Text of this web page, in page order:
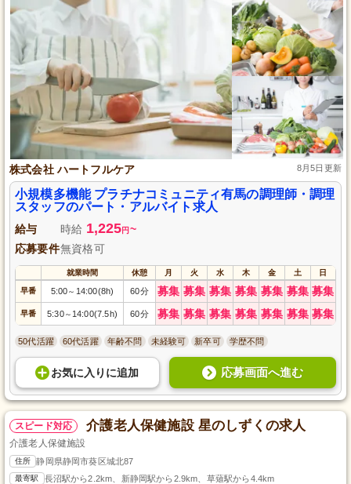
株式会社 ハートフルケア 8月5日更新
小規模多機能 プラチナコミュニティ有馬の調理師・調理
スタッフのパート・アルバイト求人
給与 時給 1,225円 ~
応募要件無資格可
就業時間 休憩 月 火 水 木 金 土 日
早番 5:00～ 14:00(8h) 60分 募集 募集 募集 募集 募集 募集 募集
早番 5:30～ 14:00(7.5h) 60分 募集 募集 募集 募集 募集 募集 募集
50代活躍 60代活躍 年齢不問 未経験可 新卒可 学歴不問
お気に入り に追加 応募画面へ進む
スピード対応 介護老人保健施設 星のしずくの求人
介護老人保健施設
住所 静岡県静岡市葵区城北87
最寄駅 長沼駅から2.2km、新静岡駅から2.9km、草薙駅から4.4km